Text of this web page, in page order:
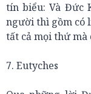
tín biểu: Và Đức
người thì gồm có
tất cả mọi thứ mà
7. Eutyches